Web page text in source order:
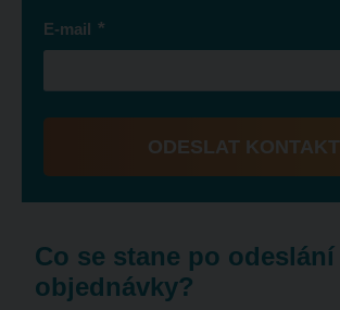
E-mail *
ODESLAT KONTAKT
nepodařilo
odeslat.
Co se stane po odeslání
objednávky?